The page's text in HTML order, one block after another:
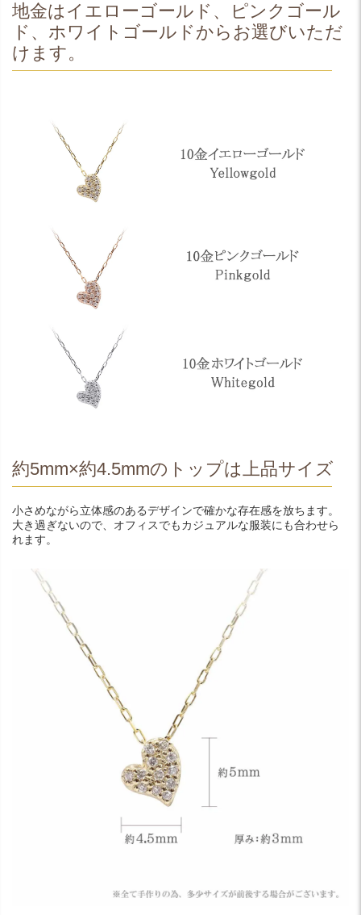
地金はイエローゴールド、ピンクゴール
ド、ホワイトゴールドからお選びいただ
けます。
約5mm×約4.5mmのトップは上品サイズ
小さめながら立体感のあるデザインで確かな存在感を放ちます。
大き過ぎないので、オフィスでもカジュアルな服装にも合わせら
れます。